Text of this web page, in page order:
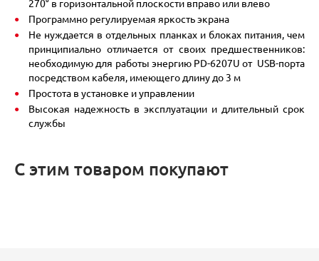
270° в горизонтальной плоскости вправо или влево
Программно регулируемая яркость экрана
Не нуждается в отдельных планках и блоках питания, чем
принципиально отличается от своих предшественников:
необходимую для работы энергию PD-6207U от USB-порта
посредством кабеля, имеющего длину до 3 м
Простота в установке и управлении
Высокая надежность в эксплуатации и длительный срок
службы
С этим товаром покупают